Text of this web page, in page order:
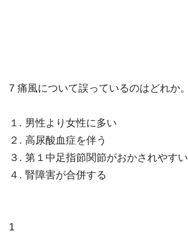
7 痛風について誤っているのはどれか。
１. 男性より女性に多い
２. 高尿酸血症を伴う
３. 第１中足指節関節がおかされやすい
４. 腎障害が合併する
1